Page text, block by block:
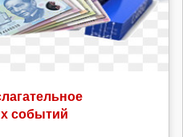
событий